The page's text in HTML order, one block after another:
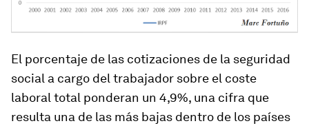
El porcentaje de las cotizaciones de la seguridad
social a cargo del trabajador sobre el coste
laboral total ponderan un 4,9%, una cifra que
resulta una de las más bajas dentro de los países